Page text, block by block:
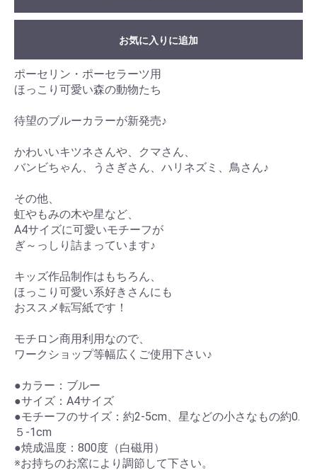
お気に入りに追加
ポーセリン・ポーセラーツ用
ほっこり可愛い森の動物たち
待望のブルーカラーが新発売♪
かわいいキツネさんや、クマさん、
バンビちゃん、うさぎさん、ハリネズミ、鳥さん♪
その他、
虹やもみの木や星など、
A4サイズに可愛いモチーフが
ぎ～っしり詰まっています♪
キッズ作品制作はもちろん、
ほっこり可愛い系好きさんにも
おススメ転写紙です！
モチロン商用利用なので、
ワークショップ等幅広くご使用下さい♪
●カラー：ブルー
●サイズ：A4サイズ
●モチーフのサイズ：約2-5cm、星などの小さなもの約0.
５-1cm
●焼成温度：800度（白磁用）
※お持ちのお窯により調節して下さい。